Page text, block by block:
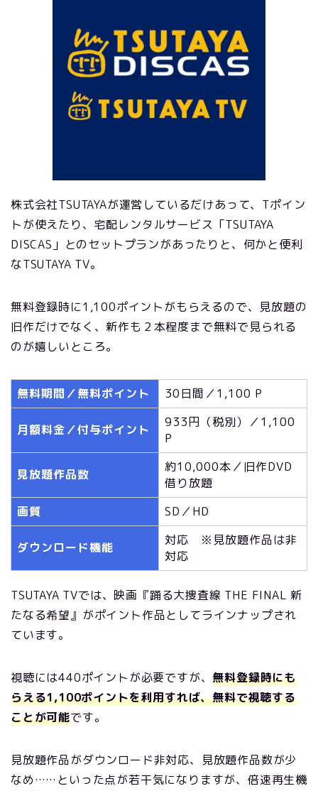
株式会社TSUTAYAが運営しているだけあって、Tポイン
トが使えたり、宅配レンタルサービス「TSUTAYA
DISCAS」とのセットプランがあったりと、何かと便利
なTSUTAYA TV。
無料登録時に1,100ポイントがもらえるので、見放題の
旧作だけでなく、新作も２本程度まで無料で見られる
のが嬉しいところ。
無料期間／無料ポイント 30日間／1,100 P
月額料金／付与ポイント
933円（税別）／1,100
P
見放題作品数
約10,000本／旧作DVD
借り放題
画質
SD／HD
ダウンロード機能
対応 ※見放題作品は非
対応
TSUTAYA TVでは、映画『踊る大捜査線 THE FINAL 新
たなる希望』がポイント作品としてラインナップされ
ています。
視聴には440ポイントが必要ですが、無料登録時にも
らえる1,100ポイントを利用すれば、無料で視聴する
ことが可能です。
見放題作品がダウンロード非対応、見放題作品数が少
なめ……といった点が若干気になりますが、倍速再生機